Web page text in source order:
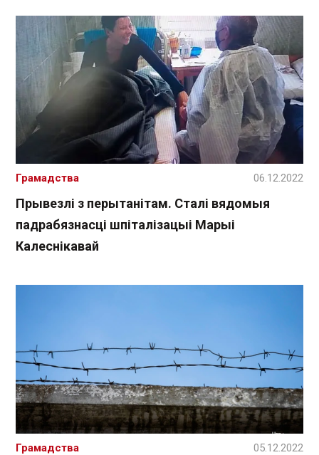
Прывезлі з перытанітам. Сталі вядомыя
падрабязнасці шпіталізацыі Марыі
Калеснікавай
Грамадства 06.12.2022
Грамадства 05.12.2022